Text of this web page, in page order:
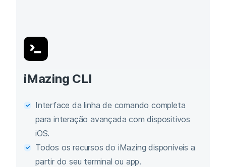
iMazing CLI
Interface da linha de comando completa
para interação avançada com dispositivos
iOS.
Todos os recursos do iMazing disponíveis a
partir do seu terminal ou app.